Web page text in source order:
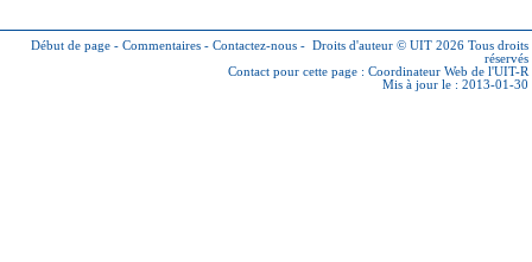
Début de page - Commentaires - Contactez-nous - Droits d'auteur © UIT 2026 Tous droits
réservés
Contact pour cette page : Coordinateur Web de l'UIT-R
Mis à jour le : 2013-01-30